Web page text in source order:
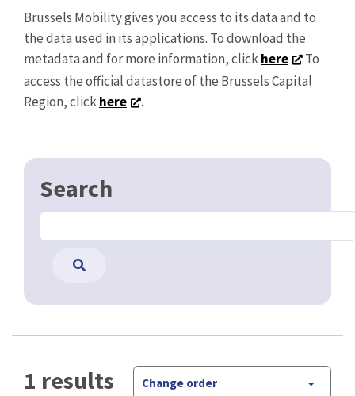
Brussels Mobility gives you access to its data and to
the data used in its applications. To download the
metadata and for more information, clickhere
To
access the official datastore of the Brussels Capital
Region, clickhere .
Search
1 results Change order